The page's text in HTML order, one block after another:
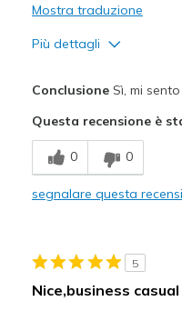
Mostra traduzione
Più dettagli
Comfortable
Migliori Utilizzi:
Casual Wear
Sizing
Feels
View On Shoes
ConclusioneSì, mi
Questa recensione è
0 0
segnalare questa
5
Nice,business